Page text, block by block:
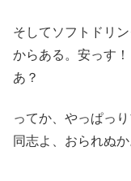
そしてソフトドリ
からある。安っす
あ？
ってか、やっぱっ
同志よ、おられぬか